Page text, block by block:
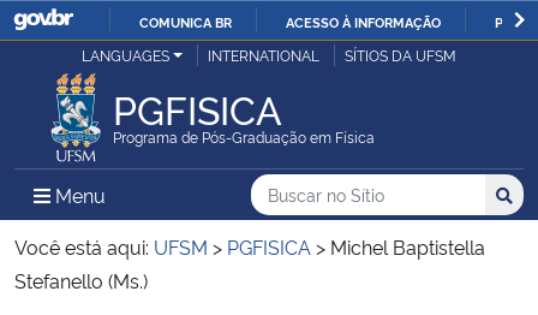
IR
O
COMUNICA BR ACESSO À INFORMAÇÃO
Ministério da Justiça e Segurança Pública
Ministério da Defesa
Ministério das Relações Exteriores
LANGUAGES INTERNATIONAL SÍTIOS DA UFSM
PGFISICA
Programa de Pós-Graduação em Física
Menu Menu Principal do Sítio
Busca
Buscar no no Sítio
Busca:
Você está aqui: UFSM > PGFISICA > Michel Baptistella
Stefanello (Ms.)